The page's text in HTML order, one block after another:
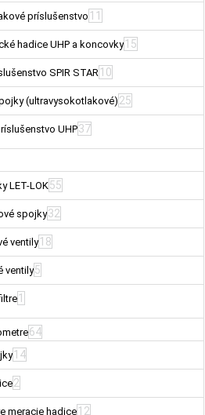
príslušenstvo 11
hadice UHP a koncovky 15
SPIR STAR 10
(ultravysokotlakové) 25
UHP37
LET-LOK55
spojky32
ventily 18
ventily5
1
64
14
2
meracie hadice 12